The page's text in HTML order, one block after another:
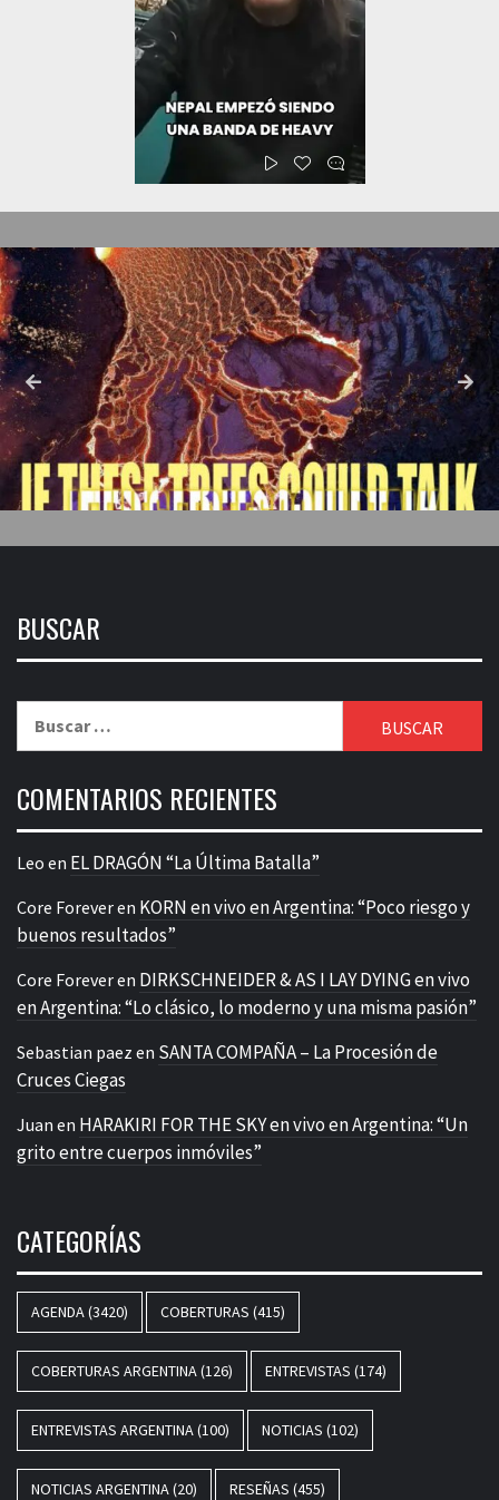
BUSCAR
COMENTARIOS RECIENTES
Leo en EL DRAGÓN “La Última Batalla”
Core Foreveren KORN en vivo en Argentina: “Poco riesgo y
buenos resultados”
Core Foreveren DIRKSCHNEIDER & AS I LAY DYING en vivo
en Argentina: “Lo clásico, lo moderno y una misma pasión”
Sebastian paez en SANTA COMPAÑA – La Procesión de
Cruces Ciegas
Juan en HARAKIRI FOR THE SKY en vivo en Argentina: “Un
grito entre cuerpos inmóviles”
CATEGORÍAS
AGENDA(3420) COBERTURAS (415)
COBERTURAS ARGENTINA(126) ENTREVISTAS (174)
ENTREVISTAS ARGENTINA(100) NOTICIAS (102)
NOTICIAS ARGENTINA(20) RESEÑAS (455)